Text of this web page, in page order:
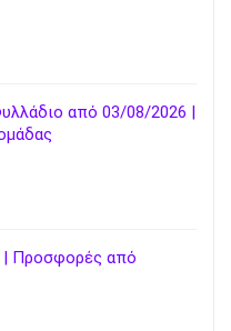
από 03/08/2026 |
| Προσφορές από